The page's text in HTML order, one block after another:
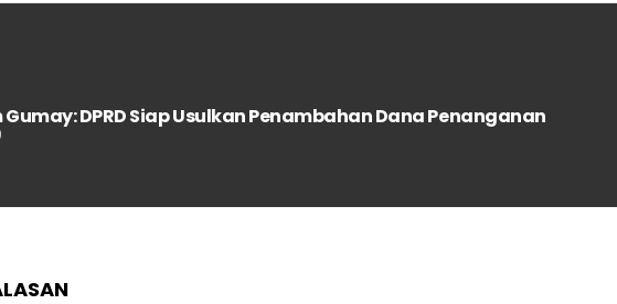
DPRD Siap Usulkan Penambahan Dana Penanganan